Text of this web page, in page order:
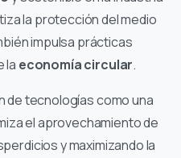
la protección del medio
impulsa prácticas
la economía circular.
de tecnologías como una
el aprovechamiento de
y maximizando la